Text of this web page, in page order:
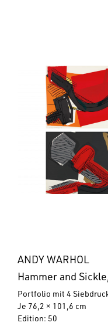
ANDY WARHOL
Hammer and
Portfolio mit 4
Je 76,2 × 101,6 cm
Edition: 50